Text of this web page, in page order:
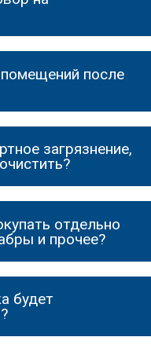
после
загрязнение,
отдельно
и прочее?
будет